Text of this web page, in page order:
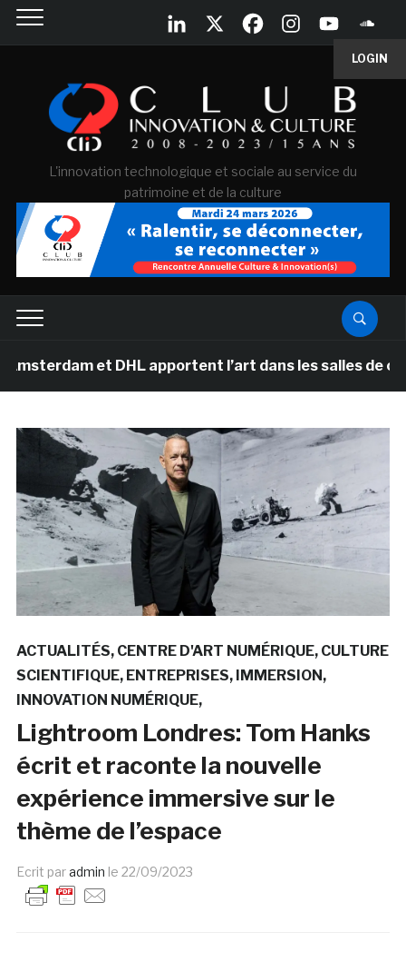
LOGIN
L'innovation technologique et sociale au service du
patrimoine et de la culture
et DHL apportent l’art dans les salles de classe
ACTUALITÉS CENTRE D'ART NUMÉRIQUE CULTURE
SCIENTIFIQUE ENTREPRISES IMMERSION
INNOVATION NUMÉRIQUE
Lightroom Londres: Tom Hanks
écrit et raconte la nouvelle
expérience immersive sur le
thème de l’espace
Ecrit paradmin le 22/09/2023